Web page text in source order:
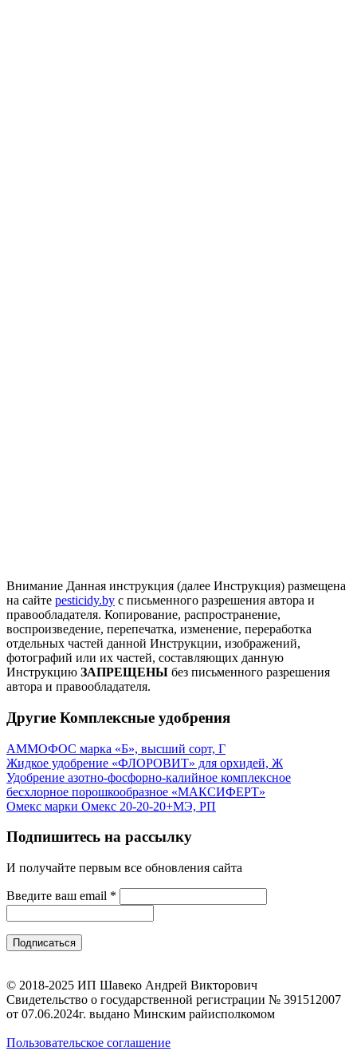
Внимание Данная инструкция (далее Инструкция) размещена
на сайте pesticidy.by с письменного разрешения автора и
правообладателя. Копирование, распространение,
воспроизведение, перепечатка, изменение, переработка
отдельных частей данной Инструкции, изображений,
фотографий или их частей, составляющих данную
Инструкцию ЗАПРЕЩЕНЫ без письменного разрешения
автора и правообладателя.
Другие Комплексные удобрения
АММОФОС марка «Б», высший сорт, Г
Жидкое удобрение «ФЛОРОВИТ» для орхидей, Ж
Удобрение азотно-фосфорно-калийное комплексное
бесхлорное порошкообразное «МАКСИФЕРТ»
Омекс марки Омекс 20-20-20+МЭ, РП
Подпишитесь на рассылку
И получайте первым все обновления сайта
Введите ваш email *
© 2018-2025 ИП Шавеко Андрей Викторович
Свидетельство о государственной регистрации № 391512007
от 07.06.2024г. выдано Минским райисполкомом
Пользовательское соглашение